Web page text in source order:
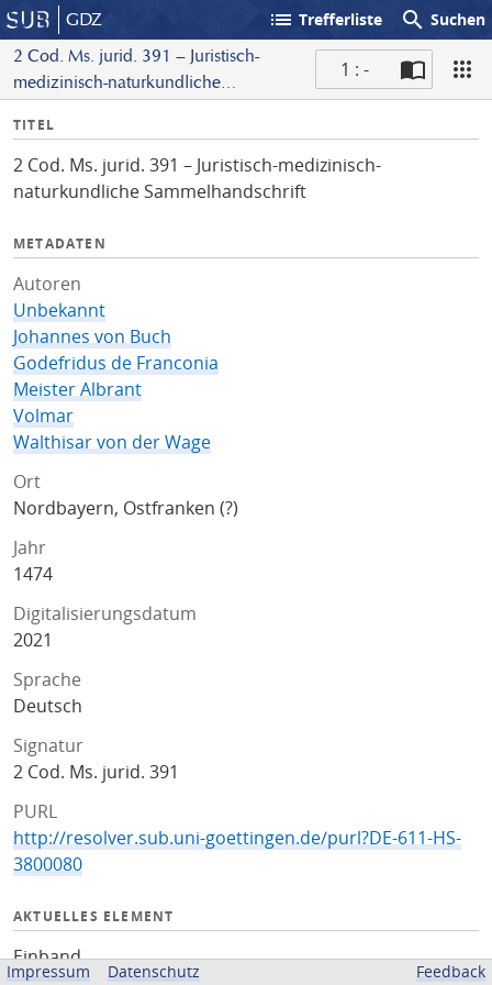
GDZ list Trefferliste search Suchen
2 Cod. Ms. jurid. 391 – Juristisch-
medizinisch-naturkundliche
1 : -
I
f
o
TITEL
2 Cod. Ms. jurid. 391 – Juristisch-medizinisch-
naturkundliche Sammelhandschrift
METADATEN
Autoren
Unbekannt
Johannes von Buch
Godefridus de Franconia
Meister Albrant
Volmar
Walthisar von der Wage
Ort
Nordbayern, Ostfranken (?)
Jahr
1474
Digitalisierungsdatum
2021
Sprache
Deutsch
Signatur
2 Cod. Ms. jurid. 391
PURL
http://resolver.sub.uni-goettingen.de/purl?DE-611-HS-
3800080
AKTUELLES ELEMENT
Einband
Impressum Datenschutz Feedback